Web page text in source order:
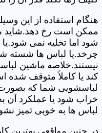
هنگام استفاده از این
ممکن است رخ دهد.شاید
شود اما تخلیه نمی
چرخد.یا لباس ها شسته
نیستند.خلاصه ماشین
کند یا کاملاً متوقف
لباسشویی شما که
خراب شود یا عملکرد آن
لباس ها به خوبی تمیز
در چنین مواقعی بهترین